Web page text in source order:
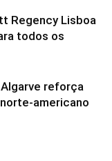
Regency Lisboa
todos os
reforça
americano